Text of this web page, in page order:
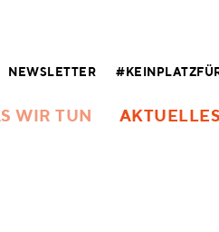
NEWSLETTER
WIR TUN AKTUELLES